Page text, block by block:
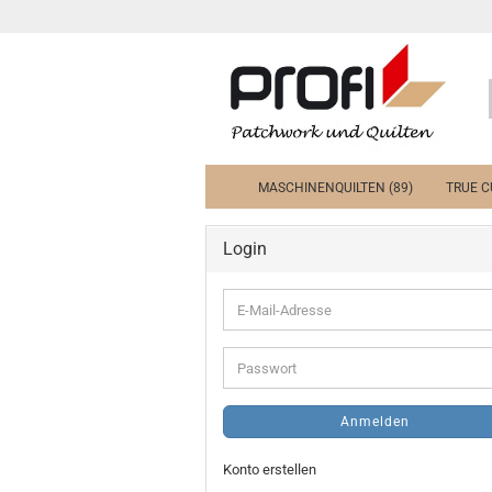
MASCHINENQUILTEN (89) TRUE
Login
E-
Mail-
Adresse
Passwort
Anmelden
Konto erstellen